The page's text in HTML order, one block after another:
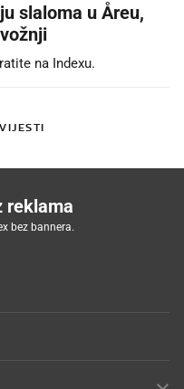
slaloma u Åreu,
na Indexu.
reklama
bez bannera.